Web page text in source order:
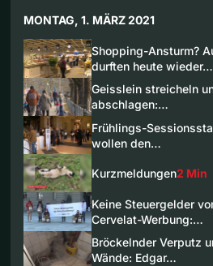
MONTAG, 1. MÄRZ 2021
Shopping-Ansturm?
durften heute wieder…
Geisslein streicheln
abschlagen:…
Frühlings-
wollen den…
Kurzmeldungen2 Min
Keine Steuergelder
Cervelat-Werbung:…
Bröckelnder Verputz
Wände: Edgar…